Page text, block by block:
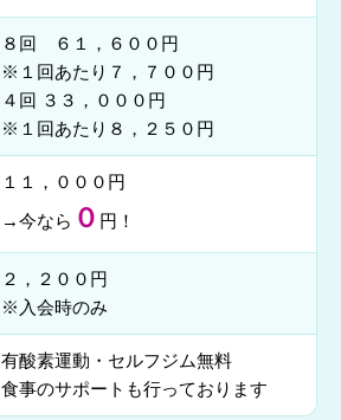
８回 ６１，６００円
※１回あたり７，７００円
４回 ３３，０００円
※１回あたり８，２５０円
１１，０００円
→今なら ０ 円！
２，２００円
※入会時のみ
有酸素運動・セルフジム無料
食事のサポートも行っております